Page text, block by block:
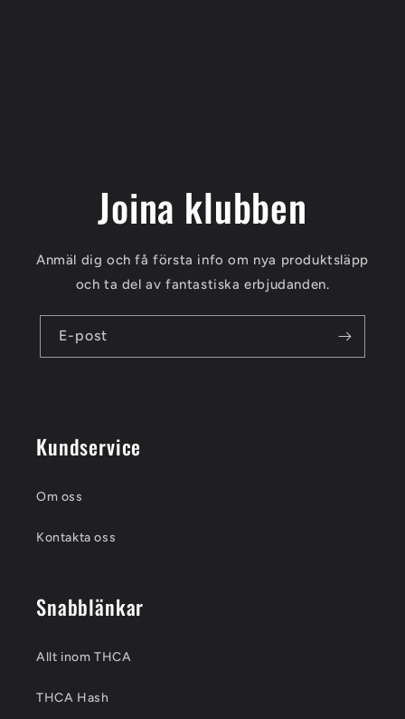
Joina klubben
Anmäl dig och få första info om nya produktsläpp
och ta del av fantastiska erbjudanden.
E-post
Kundservice
Om oss
Kontakta oss
Snabblänkar
Allt inom THCA
THCA Hash